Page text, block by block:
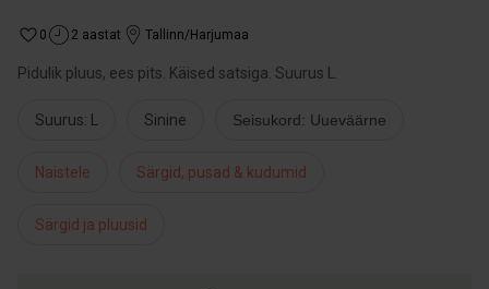
0 2 aastat Tallinn/Harjumaa
Pidulik pluus, ees pits. Käised satsiga. Suurus L.
Suurus: L Sinine Seisukord: Uueväärne
Naistele Särgid, pusad & kudumid
Särgid ja pluusid